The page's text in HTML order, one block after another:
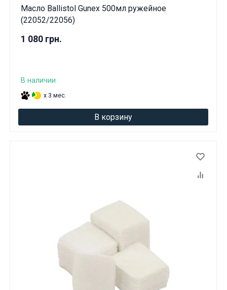
Масло Ballistol Gunex 500мл ружейное
(22052/22056)
1 080 грн.
В наличии
x 3 мес.
В корзину